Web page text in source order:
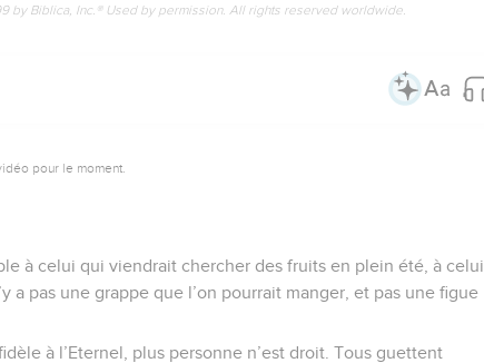
by Biblica, Inc.® Used by permission. All rights reserved worldwide.
pour le moment.
à celui qui viendrait chercher des fruits en plein été, à celui
a pas une grappe que l’on pourrait manger, et pas une figue
à l’Eternel, plus personne n’est droit. Tous guettent